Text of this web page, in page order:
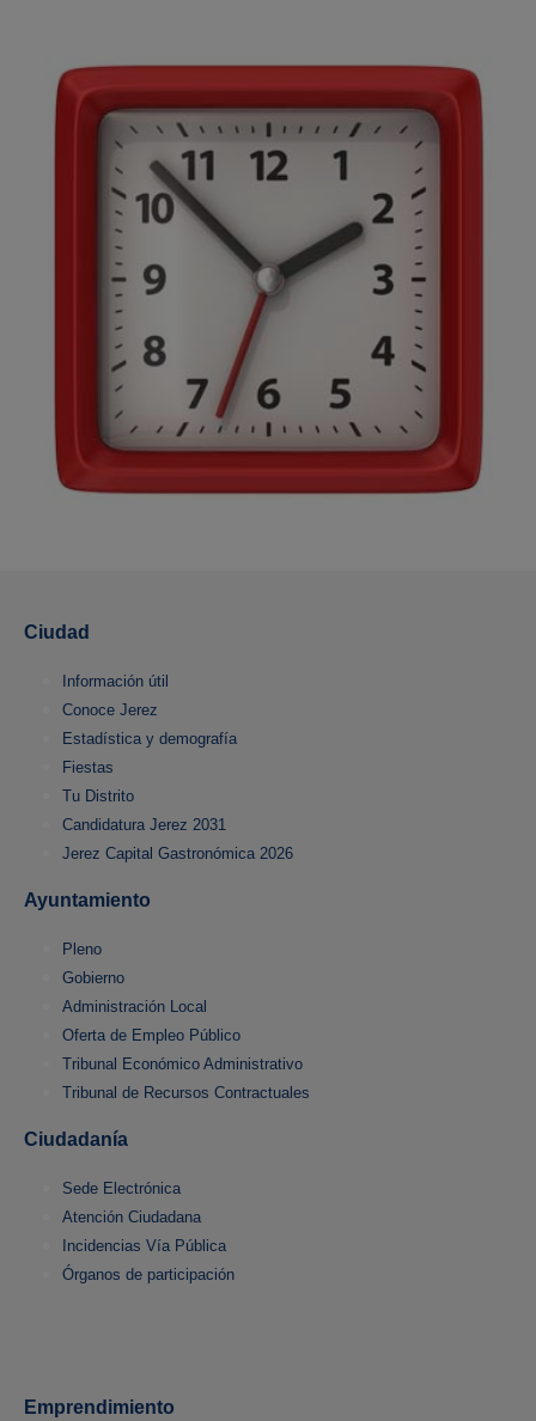
Ciudad
Información útil
Conoce Jerez
Estadística y demografía
Fiestas
Tu Distrito
Candidatura Jerez 2031
Jerez Capital Gastronómica 2026
Ayuntamiento
Pleno
Gobierno
Administración Local
Oferta de Empleo Público
Tribunal Económico Administrativo
Tribunal de Recursos Contractuales
Ciudadanía
Sede Electrónica
Atención Ciudadana
Incidencias Vía Pública
Órganos de participación
Emprendimiento